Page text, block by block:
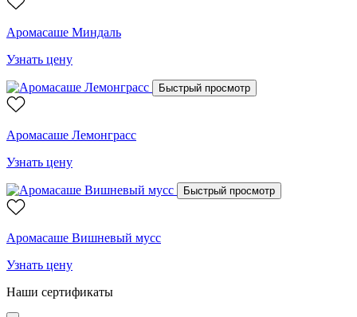
Аромасаше Миндаль
Узнать цену
Быстрый просмотр
Аромасаше Лемонграсс
Узнать цену
Быстрый просмотр
Аромасаше Вишневый мусс
Узнать цену
Наши сертификаты